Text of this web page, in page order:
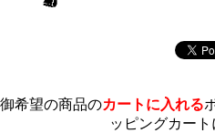
御希望の商品のカートに入れる
ッピングカート